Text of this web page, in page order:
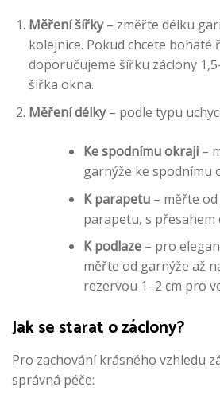
Měření šířky– změřte délku
kolejnice. Pokud chcete bohaté
doporučujeme šířku záclony
šířka okna.
Měření délky– podle typu
Ke spodnímu okraji–
garnýže ke spodnímu
K parapetu– měřte od
parapetu, s přesahem
K podlaze– pro
měřte od garnýže až
rezervou 1–2 cm pro
Jak se starat o záclony?
Pro zachování krásného vzhledu
správná péče: